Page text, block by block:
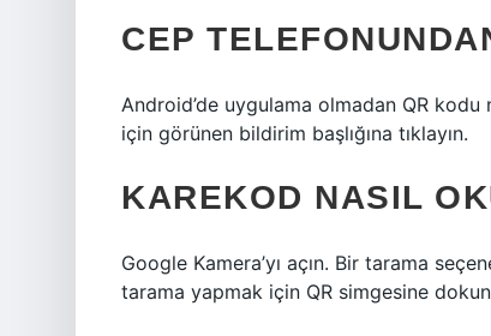
CEP
Android’de uygulama olmadan QR kodu
için görünen bildirim başlığına tıklayın.
KAREKOD NASIL
Google Kamera’yı açın. Bir tarama
tarama yapmak için QR simgesine